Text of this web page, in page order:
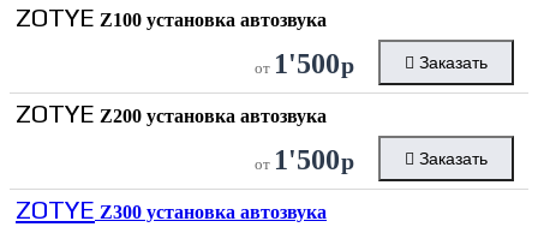
ZOTYE Z100 установка автозвука
от 1'500р Заказать
ZOTYE Z200 установка автозвука
от 1'500р Заказать
ZOTYE Z300 установка автозвука